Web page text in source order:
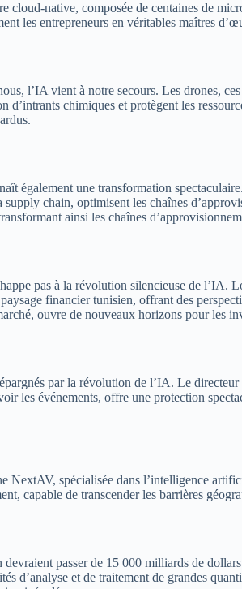
cloud-native, composée de centaines de
les entrepreneurs en véritables maîtres
l’IA vient à notre secours. Les drones,
d’intrants chimiques et protègent les
également une transformation
supply chain, optimisent les chaînes
ainsi les chaînes
pas à la révolution silencieuse de
financier tunisien, offrant des
ouvre de nouveaux horizons pour les
par la révolution de l’IA. Le
les événements, offre une protection
NextAV, spécialisée dans l’intelligence
capable de transcender les barrières
passer de 15 000 milliards de
d’analyse et de traitement de grandes